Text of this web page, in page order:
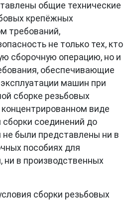
общие технические
крепёжных
требований,
не только тех, кто
сборочную операцию, но и
обеспечивающие
машин при
сборке резьбовых
виде
сборки соединений до
были представлены ни в
пособиях для
ни в производственных
сборки резьбовых